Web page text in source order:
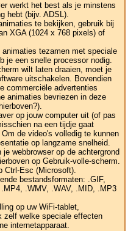
werkt het best als je minstens
hebt (bijv. ADSL).
te bekijken, gebruik bij
XGA (1024 x 768 pixels) of
tezamen met speciale
je een snelle processor nodig.
wilt laten draaien, moet je
uitschakelen. Bovendien
commerciële advertenties
animaties bevriezen in deze
op jouw computer uit (of pas
na een tijdje gaat
de video's volledig te kunnen
op langzame snelheid.
webbrowser op de achtergrond
op Gebruik-volle-scherm.
Ctrl-Esc (Microsoft).
bestandsformaten: .GIF,
.WMV, .WAV, .MID, .MP3
op uw WiFi-tablet,
zelf welke speciale effecten
internetapparaat.